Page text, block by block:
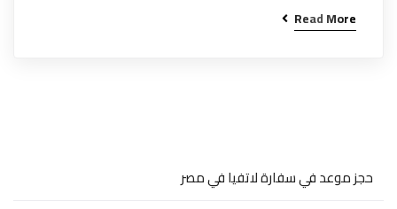
Read More
حجز موعد في سفارة لاتفيا في مصر